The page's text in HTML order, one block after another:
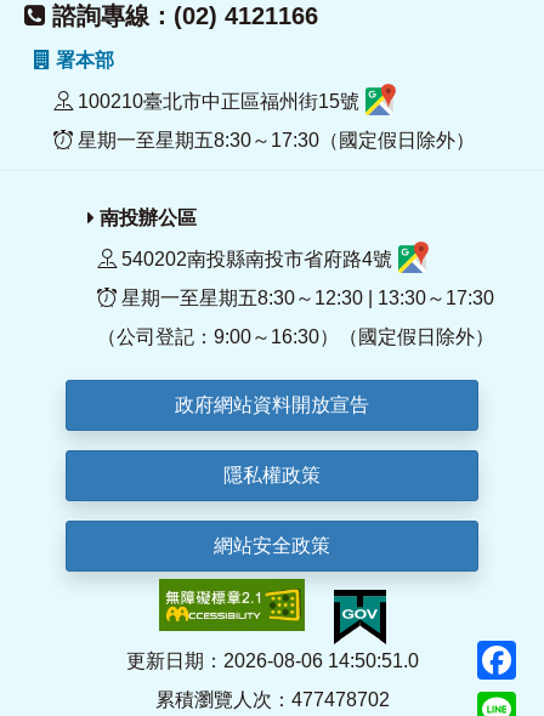
諮詢專線：(02) 4121166
署本部
100210臺北市中正區福州街15號
星期一至星期五8:30～17:30（國定假日除外）
南投辦公區
540202南投縣南投市省府路4號
星期一至星期五8:30～12:30 | 13:30～17:30
（公司登記：9:00～16:30）（國定假日除外）
政府網站資料開放宣告
隱私權政策
網站安全政策
更新日期：2026-08-06 14:50:51.0
累積瀏覽人次：477478702